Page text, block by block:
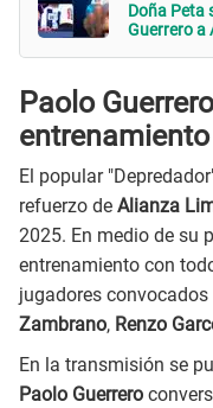
Doña Peta
Guerrero a
Paolo
El popular
refuerzo de Alianza
2025. En medio de su
entrenamiento con
jugadores
Zambrano, Renzo
En la transmisión se
Paolo Guerrero